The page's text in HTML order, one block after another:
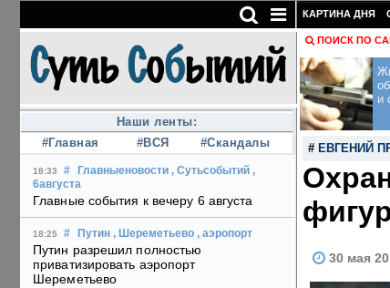
Наши ленты:
#Главная
#ВСЯ #Скандалы
18:33 # Главныеновости , Сутьсобытий ,
6августа
Главные события к вечеру 6 августа
18:25 # Путин , Шереметьево , аэропорт
Путин разрешил полностью
приватизировать аэропорт
Шереметьево
КАРТИНА ДНЯ
ПОИСК ПО
и
# ЕВГЕНИЙ
30 мая